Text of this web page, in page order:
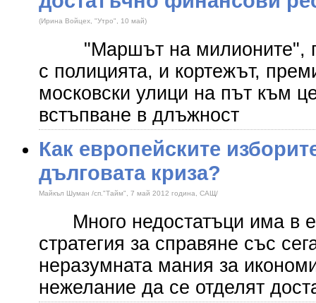
(Ирина Войцех, "Утро", 10 май)
"Маршът на милионите",
с полицията, и кортежът,
московски улици на път към
встъпване в длъжност
Как европейските
дълговата криза?
Майкъл Шуман /сп."Тайм", 7 май 2012 година, САЩ/
Много недостатъци има в
стратегия за справяне със
неразумната мания за
нежелание да се отделят